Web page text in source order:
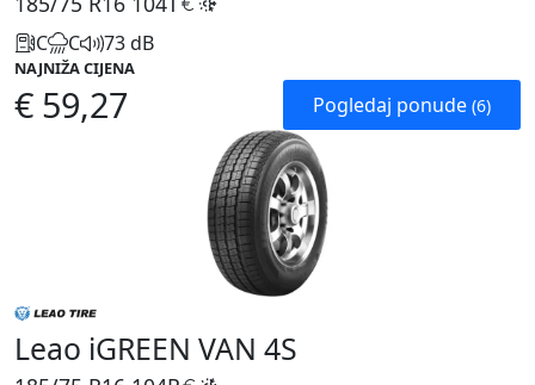
C C 73 dB
NAJNIŽA CIJENA
€ 59,27 Pogledaj ponude (6)
Leao iGREEN VAN 4S